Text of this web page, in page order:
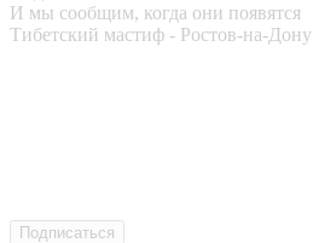
И мы сообщим, когда они появятся
Тибетский мастиф - Ростов-на-Дону
Подписаться